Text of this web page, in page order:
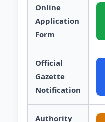
Online
Application
Form
Official
Gazette
Notification
Authority